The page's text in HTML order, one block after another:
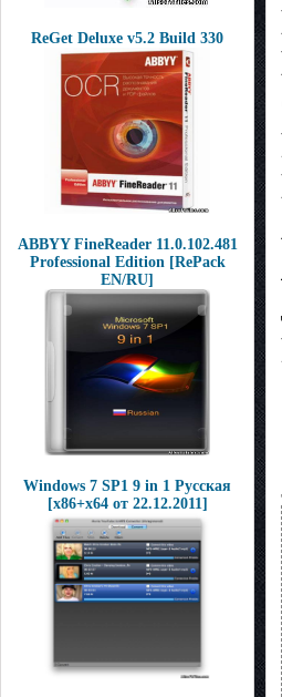
ReGet Deluxe v5.2 Build 330
ABBYY FineReader 11.0.102.481
Professional Edition [RePack
EN/RU]
Windows 7 SP1 9 in 1 Русская
[x86+x64 от 22.12.2011]